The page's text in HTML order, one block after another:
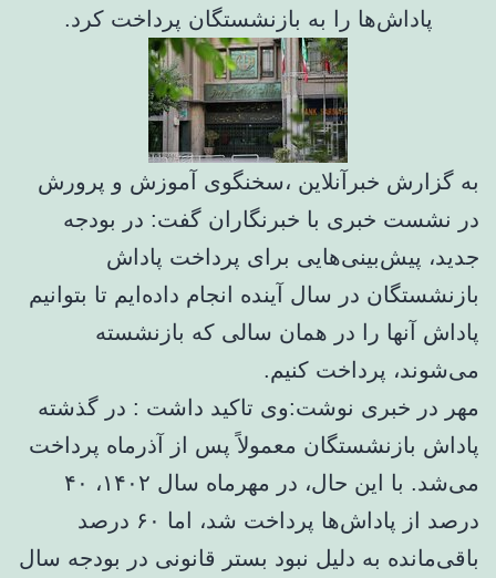
پاداش‌ها را به بازنشستگان پرداخت کرد.
به گزارش خبرآنلاین ،سخنگوی آموزش و پرورش
در نشست خبری با خبرنگاران گفت: در بودجه
جدید، پیش‌بینی‌هایی برای پرداخت پاداش
بازنشستگان در سال آینده انجام داده‌ایم تا بتوانیم
پاداش آنها را در همان سالی که بازنشسته
می‌شوند، پرداخت کنیم.
مهر در خبری نوشت:وی تاکید داشت : در گذشته
پاداش بازنشستگان معمولاً پس از آذرماه پرداخت
می‌شد. با این حال، در مهرماه سال ۱۴۰۲، ۴۰
درصد از پاداش‌ها پرداخت شد، اما ۶۰ درصد
باقی‌مانده به دلیل نبود بستر قانونی در بودجه سال